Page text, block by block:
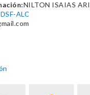
NILTON ISAIAS
ALC